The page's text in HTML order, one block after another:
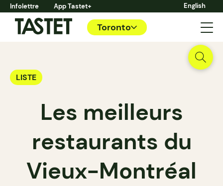
Infolettre App Tastet+ English
Toronto
LISTE
Les meilleurs
restaurants du
Vieux-Montréal